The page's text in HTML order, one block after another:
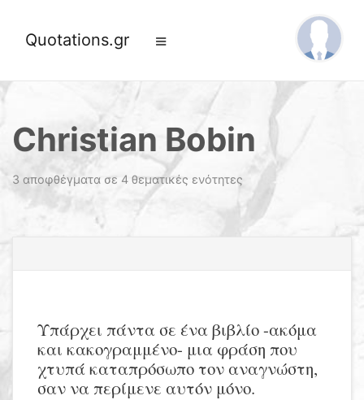
Quotations.gr
Christian Bobin
3 αποφθέγματα σε 4 θεματικές ενότητες
Υπάρχει πάντα σε ένα βιβλίο -ακόμα
και κακογραμμένο- μια φράση που
χτυπά καταπρόσωπο τον αναγνώστη,
σαν να περίμενε αυτόν μόνο.